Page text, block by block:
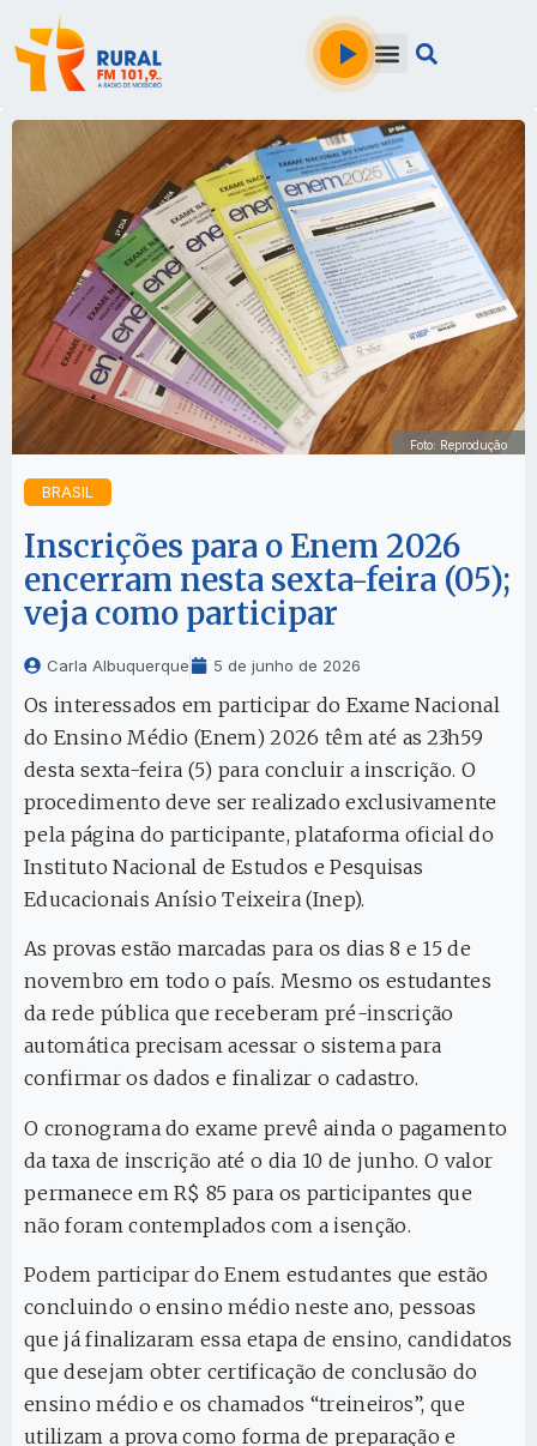
Foto: Reprodução
BRASIL
Inscrições para o Enem 2026
encerram nesta sexta-feira (05);
veja como participar
Carla Albuquerque 5 de junho de 2026
Os interessados em participar do Exame Nacional
do Ensino Médio (Enem) 2026 têm até as 23h59
desta sexta-feira (5) para concluir a inscrição. O
procedimento deve ser realizado exclusivamente
pela página do participante, plataforma oficial do
Instituto Nacional de Estudos e Pesquisas
Educacionais Anísio Teixeira (Inep).
As provas estão marcadas para os dias 8 e 15 de
novembro em todo o país. Mesmo os estudantes
da rede pública que receberam pré-inscrição
automática precisam acessar o sistema para
confirmar os dados e finalizar o cadastro.
O cronograma do exame prevê ainda o pagamento
da taxa de inscrição até o dia 10 de junho. O valor
permanece em R$ 85 para os participantes que
não foram contemplados com a isenção.
Podem participar do Enem estudantes que estão
concluindo o ensino médio neste ano, pessoas
que já finalizaram essa etapa de ensino, candidatos
que desejam obter certificação de conclusão do
ensino médio e os chamados “treineiros”, que
utilizam a prova como forma de preparação e